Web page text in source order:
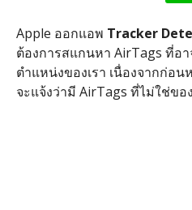
Apple ออกแอพ Tracker
ต้องการสแกนหา AirTags ที่อ
ตำแหน่งของเรา เนื่องจากก่อน
จะแจ้งว่ามี AirTags ที่ไม่ใช่ขอ